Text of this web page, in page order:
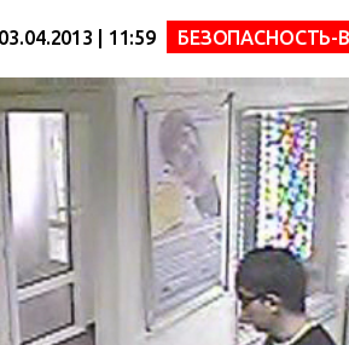
03.04.2013 | 11:59 БЕЗОПАСНОСТЬ-